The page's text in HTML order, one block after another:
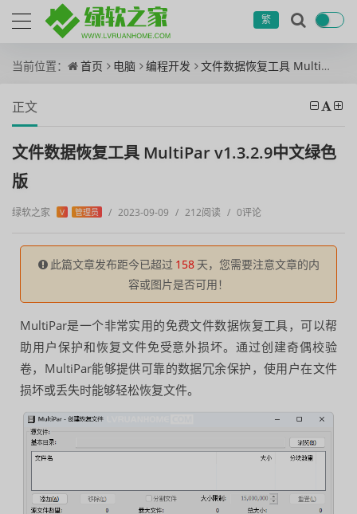
繁
当前位置： 首页 电脑 编程开发 文件数据恢复工具 MultiPar v1.3.2.9中文绿色版
正文
文件数据恢复工具 MultiPar v1.3.2.9中文绿色
版
绿软之家 V 管理员 / 2023-09-09 / 212阅读 / 0评论
此篇文章发布距今已超过 158 天，您需要注意文章的内
容或图片是否可用！
MultiPar是一个非常实用的免费文件数据恢复工具，可以帮
助用户保护和恢复文件免受意外损坏。通过创建奇偶校验
卷，MultiPar能够提供可靠的数据冗余保护，使用户在文件
损坏或丢失时能够轻松恢复文件。